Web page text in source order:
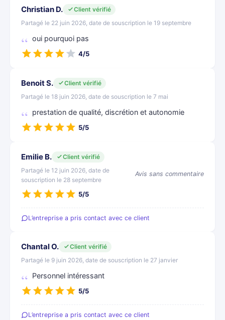
Christian D.
Client vérifié
Partagé le 22 juin 2026, date de souscription le 19 septembre
oui pourquoi pas
4/5
Benoit S.
Client vérifié
Partagé le 18 juin 2026, date de souscription le 7 mai
prestation de qualité, discrétion et autonomie
5/5
Emilie B.
Client vérifié
Partagé le 12 juin 2026, date de
souscription le 28 septembre
Avis sans commentaire
5/5
L’entreprise a pris contact avec ce client
Chantal O.
Client vérifié
Partagé le 9 juin 2026, date de souscription le 27 janvier
Personnel intéressant
5/5
L’entreprise a pris contact avec ce client